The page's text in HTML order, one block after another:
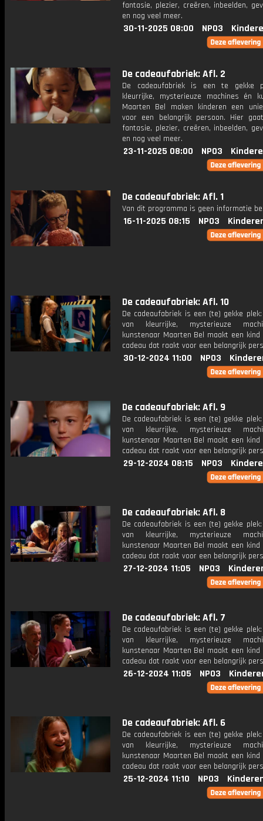
fantasie, plezier, creëren, inbeelden,
en nog veel meer.
30-11-2025 08:00 NPO3
De cadeaufabriek: Afl. 2
De cadeaufabriek is een te gekke
kleurrijke, mysterieuze machines én
Maarten Bel maken kinderen een
voor een belangrijk persoon. Hier
fantasie, plezier, creëren, inbeelden,
en nog veel meer.
23-11-2025 08:00 NPO3
De cadeaufabriek: Afl. 1
Van dit programma is geen informatie
16-11-2025 08:15 NPO3
De cadeaufabriek: Afl. 10
De cadeaufabriek is een (te) gekke
van kleurrijke, mysterieuze
kunstenaar Maarten Bel maakt een kind
cadeau dat raakt voor een belangrijk
30-12-2024 11:00 NPO3
De cadeaufabriek: Afl. 9
De cadeaufabriek is een (te) gekke
van kleurrijke, mysterieuze
kunstenaar Maarten Bel maakt een kind
cadeau dat raakt voor een belangrijk
29-12-2024 08:15 NPO3
De cadeaufabriek: Afl. 8
De cadeaufabriek is een (te) gekke
van kleurrijke, mysterieuze
kunstenaar Maarten Bel maakt een kind
cadeau dat raakt voor een belangrijk
27-12-2024 11:05 NPO3
De cadeaufabriek: Afl. 7
De cadeaufabriek is een (te) gekke
van kleurrijke, mysterieuze
kunstenaar Maarten Bel maakt een kind
cadeau dat raakt voor een belangrijk
26-12-2024 11:05 NPO3
De cadeaufabriek: Afl. 6
De cadeaufabriek is een (te) gekke
van kleurrijke, mysterieuze
kunstenaar Maarten Bel maakt een kind
cadeau dat raakt voor een belangrijk
25-12-2024 11:10 NPO3